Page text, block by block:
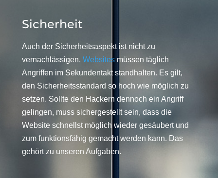
Sicherheit
Auch der Sicherheitsaspekt ist nicht zu
vernachlässigen. Websitesmüssen täglich
Angriffen im Sekundentakt standhalten. Es gilt,
den Sicherheitsstandard so hoch wie möglich zu
setzen. Sollte den Hackern dennoch ein Angriff
gelingen, muss sichergestellt sein, dass die
Website schnellst möglich wieder gesäubert und
zum funktionsfähig gemacht werden kann. Das
gehört zu unseren Aufgaben.